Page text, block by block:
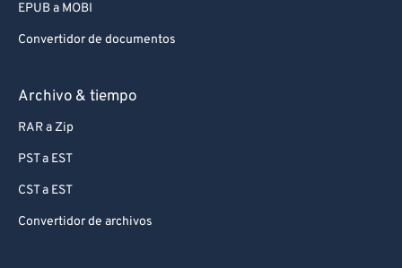
EPUB a MOBI
Convertidor de documentos
Archivo & tiempo
RAR a Zip
PST a EST
CST a EST
Convertidor de archivos